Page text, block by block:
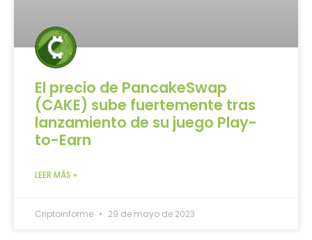
El precio de PancakeSwap
(CAKE) sube fuertemente tras
lanzamiento de su juego Play-
to-Earn
LEER MÁS »
Criptoinforme 29 de mayo de 2023